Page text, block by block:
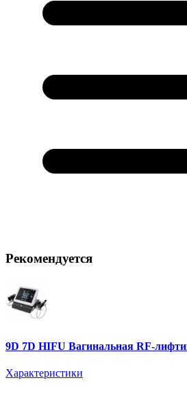
Рекомендуется
9D 7D HIFU Вагинальная RF-
Характеристики